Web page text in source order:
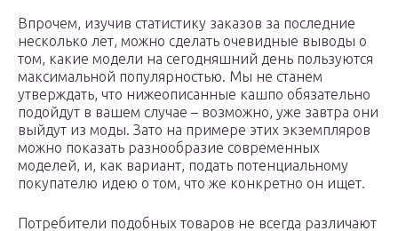
Впрочем, изучив статистику заказов за последние
несколько лет, можно сделать очевидные выводы о
том, какие модели на сегодняшний день пользуются
максимальной популярностью. Мы не станем
утверждать, что нижеописанные кашпо обязательно
подойдут в вашем случае – возможно, уже завтра они
выйдут из моды. Зато на примере этих экземпляров
можно показать разнообразие современных
моделей, и, как вариант, подать потенциальному
покупателю идею о том, что же конкретно он ищет.
Потребители подобных товаров не всегда различают